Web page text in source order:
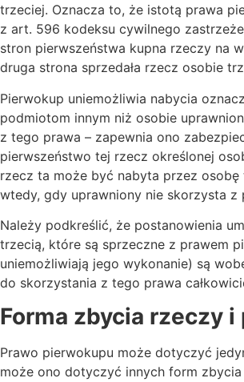
trzeciej. Oznacza to, że istotą prawa
z art. 596 kodeksu cywilnego
stron pierwszeństwa kupna rzeczy na
druga strona sprzedała rzecz osobie
Pierwokup uniemożliwia nabycia
podmiotom innym niż osobie
z tego prawa – zapewnia ono
pierwszeństwo tej rzecz określonej
rzecz ta może być nabyta przez
wtedy, gdy uprawniony nie skorzysta z
Należy podkreślić, że postanowienia
trzecią, które są sprzeczne z prawem
uniemożliwiają jego wykonanie) są
do skorzystania z tego prawa
Forma zbycia rzeczy
Prawo pierwokupu może dotyczyć
może ono dotyczyć innych form